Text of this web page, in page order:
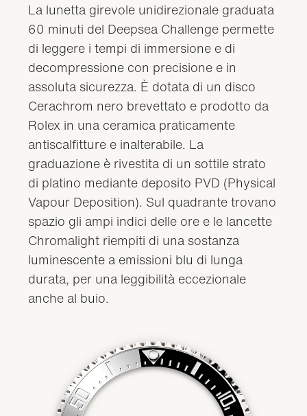
La lunetta girevole unidirezionale graduata
60 minuti del Deepsea Challenge permette
di leggere i tempi di immersione e di
decompressione con precisione e in
assoluta sicurezza. È dotata di un disco
Cerachrom nero brevettato e prodotto da
Rolex in una ceramica praticamente
antiscalfitture e inalterabile. La
graduazione è rivestita di un sottile strato
di platino mediante deposito PVD (Physical
Vapour Deposition). Sul quadrante trovano
spazio gli ampi indici delle ore e le lancette
Chromalight riempiti di una sostanza
luminescente a emissioni blu di lunga
durata, per una leggibilità eccezionale
anche al buio.